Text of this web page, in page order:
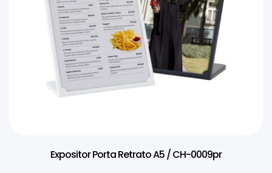
Expositor Porta Retrato A5 / CH-0009pr